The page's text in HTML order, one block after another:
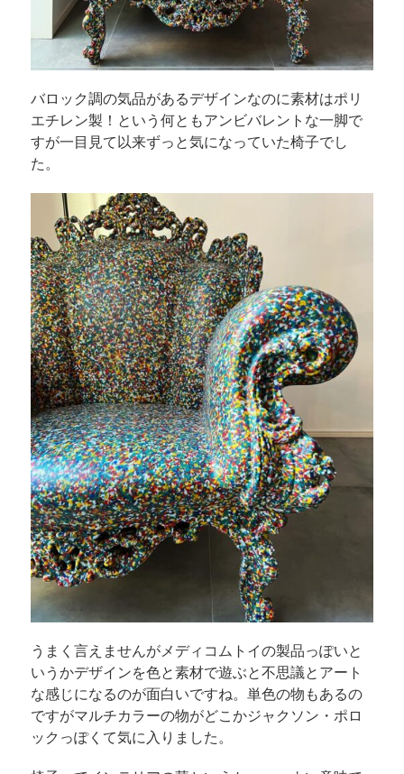
バロック調の気品があるデザインなのに素材はポリ
エチレン製！という何ともアンビバレントな一脚で
すが一目見て以来ずっと気になっていた椅子でし
た。
うまく言えませんがメディコムトイの製品っぽいと
いうかデザインを色と素材で遊ぶと不思議とアート
な感じになるのが面白いですね。単色の物もあるの
ですがマルチカラーの物がどこかジャクソン・ポロ
ックっぽくて気に入りました。